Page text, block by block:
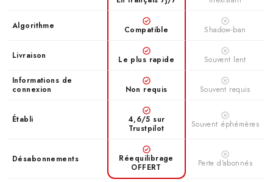
Idéal pour :
les grands
boost rapide de preuve
sociale.
Stabilité maximale
Idéal pour :
entrepreneurs et
Instagrammers VIP qui
veulent des résultats
puissants et stables.
≈ 0,20€
Le ciblage géographique ne peut pas être garanti avec précision.
Algorithme Compatible Shadow-ban
Livraison Le plus rapide
Souvent lent
Informations de
connexion
Non requis Souvent requis
Établi
4,6/5 sur
Trustpilot
Souvent éphémères
Désabonnements
Réequilibrage
OFFERT
Perte d'abonnés